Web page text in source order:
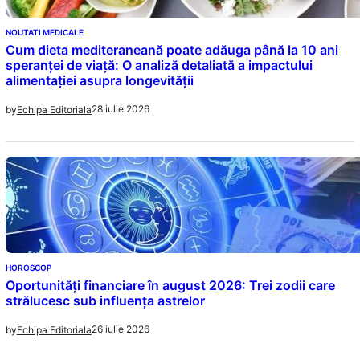
NOUTATI MEDICALE
Cum dieta mediteraneană poate adăuga până la 10 ani
speranței de viață: O analiză detaliată a impactului
alimentației asupra longevității
byEchipa Editoriala28 iulie 2026
HOROSCOP
Oportunități financiare în august 2026: Trei zodii care
strălucesc sub influența astrelor
byEchipa Editoriala26 iulie 2026